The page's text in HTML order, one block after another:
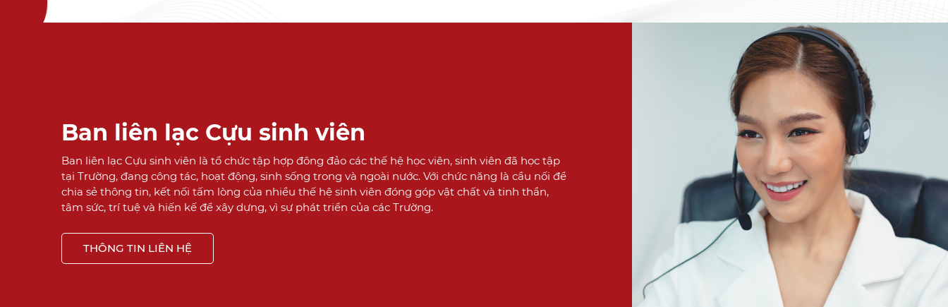
Ban liên lạc Cựu sinh viên
Ban liên lạc Cựu sinh viên là tổ chức tập hợp đông đảo các thế hệ học viên, sinh viên đã học tập
tại Trường, đang công tác, hoạt động, sinh sống trong và ngoài nước. Với chức năng là cầu nối để
chia sẻ thông tin, kết nối tấm lòng của nhiều thế hệ sinh viên đóng góp vật chất và tinh thần,
tâm sức, trí tuệ và hiến kế để xây dựng, vì sự phát triển của các Trường.
THÔNG TIN LIÊN HỆ